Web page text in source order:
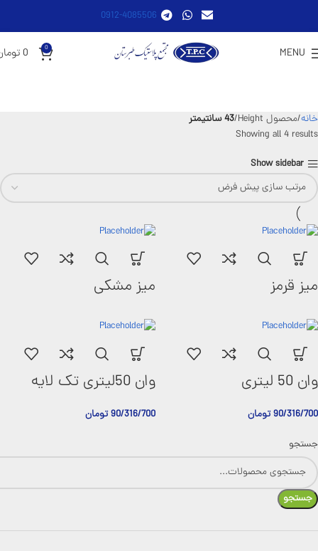
0912-4085506
MENU
0
0
جستجو
جستجو
خانه محصول Height
43 سانتیمتر
Showing all 4 results
Show sidebar
میز قرمز میز مشکی
وان 50 لیتری
90/316/700تومان
وان 50لیتری تک لایه
90/316/700تومان